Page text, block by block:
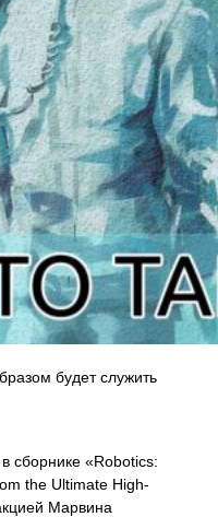
будет служить
сборнике «Robotics:
the Ultimate High-
Марвина